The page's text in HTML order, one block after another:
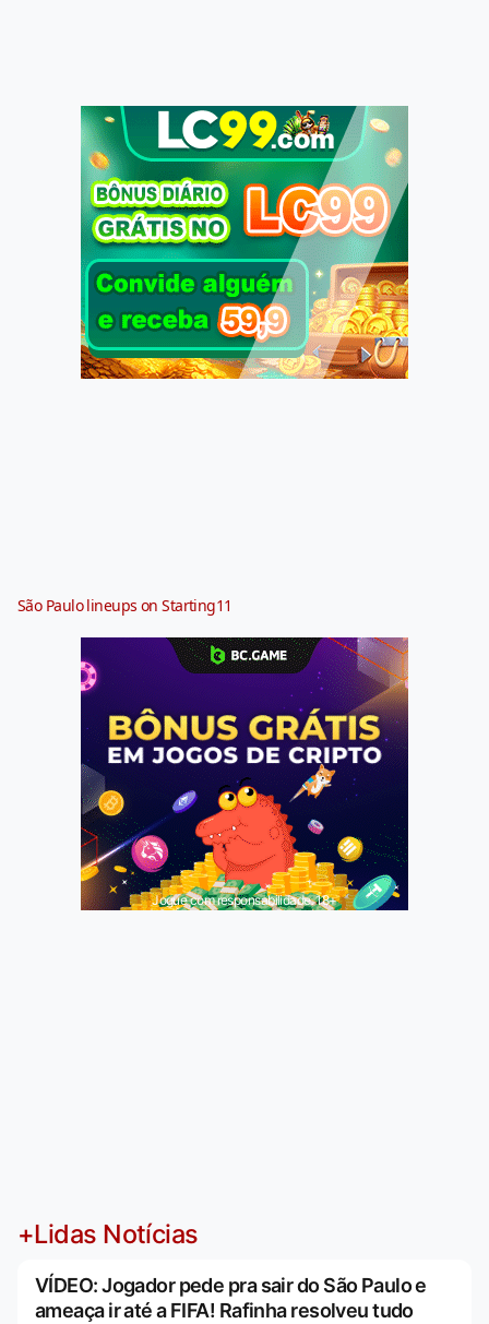
São Paulo lineups on Starting11
Jogue com responsabilidade. 18+
+Lidas Notícias
VÍDEO: Jogador pede pra sair do São Paulo e
ameaça ir até a FIFA! Rafinha resolveu tudo